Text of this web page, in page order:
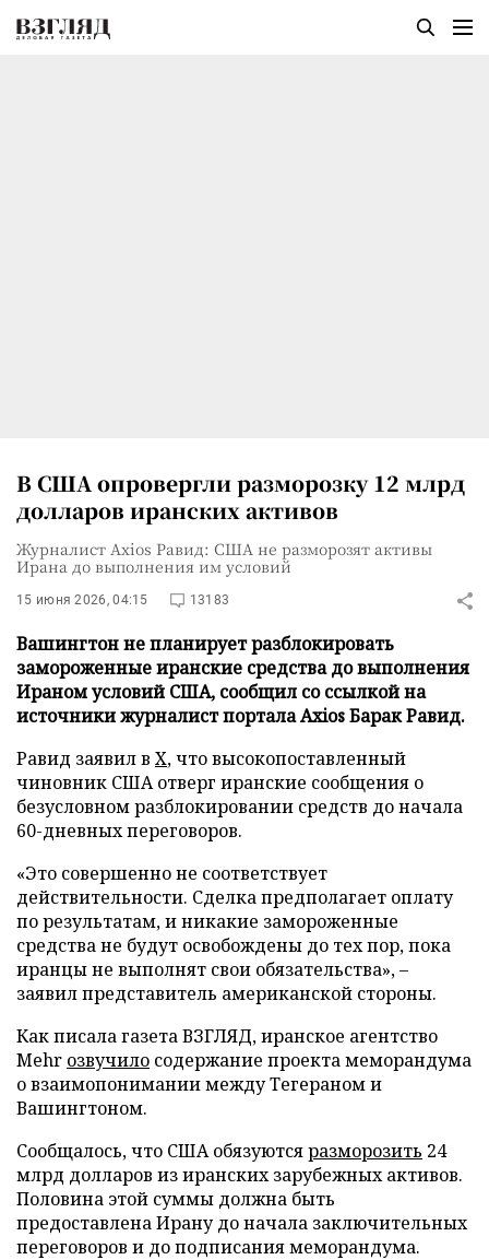
В США опровергли разморозку 12 млрд
долларов иранских активов
Журналист Axios Равид: США не разморозят активы
Ирана до выполнения им условий
15 июня 2026, 04:15 13183
Вашингтон не планирует разблокировать
замороженные иранские средства до выполнения
Ираном условий США, сообщил со ссылкой на
источники журналист портала Axios Барак Равид.
Равид заявил в X, что высокопоставленный
чиновник США отверг иранские сообщения о
безусловном разблокировании средств до начала
60-дневных переговоров.
«Это совершенно не соответствует
действительности. Сделка предполагает оплату
по результатам, и никакие замороженные
средства не будут освобождены до тех пор, пока
иранцы не выполнят свои обязательства», –
заявил представитель американской стороны.
Как писала газета ВЗГЛЯД, иранское агентство
Mehr озвучило содержание проекта меморандума
о взаимопонимании между Тегераном и
Вашингтоном.
Сообщалось, что США обязуютсяразморозить 24
млрд долларов из иранских зарубежных активов.
Половина этой суммы должна быть
предоставлена Ирану до начала заключительных
переговоров и до подписания меморандума.